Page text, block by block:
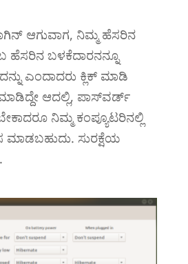
ಆಗುವಾಗ, ನಿಮ್ಮ ಹೆಸರಿನ
ಹೆಸರಿನ ಬಳಕೆದಾರನನ್ನೂ
ಎಂದಾದರು ಕ್ಲಿಕ್ ಮಾಡಿ
ಆದಲ್ಲಿ, ಪಾಸ್‌ವರ್ಡ್
ನಿಮ್ಮ ಕಂಪ್ಯೂಟರಿನಲ್ಲಿ
ಸುರಕ್ಷೆಯ